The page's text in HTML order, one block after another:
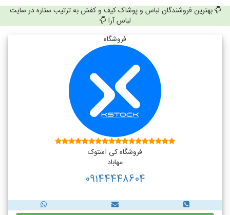
بهترین فروشندگان لباس و پوشاک کیف و کفش به ترتیب ستاره در سایت
لباس آرا
فروشگاه
فروشگاه کی استوک
مهاباد
09144448604